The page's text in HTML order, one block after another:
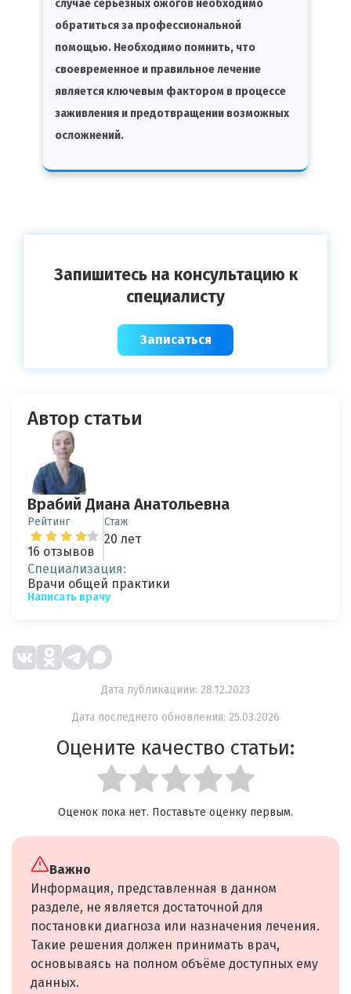
случае серьезных ожогов необходимо
обратиться за профессиональной
помощью. Необходимо помнить, что
своевременное и правильное лечение
является ключевым фактором в процессе
заживления и предотвращении возможных
осложнений.
Запишитесь на консультацию к
специалисту
Записаться
Автор статьи
Врабий Диана Анатольевна
Рейтинг
16 отзывов
Стаж
20 лет
Специализация:
Врачи общей практики
Написать врачу
Дата публикациии: 28.12.2023
Дата последнего обновления: 25.03.2026
Оцените качество статьи:
Оценок пока нет. Поставьте оценку первым.
Важно
Информация, представленная в данном
разделе, не является достаточной для
постановки диагноза или назначения лечения.
Такие решения должен принимать врач,
основываясь на полном объёме доступных ему
данных.